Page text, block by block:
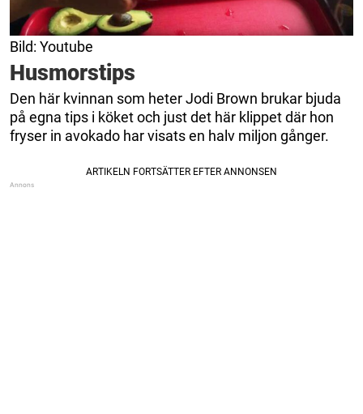
Bild: Youtube
Husmorstips
Den här kvinnan som heter Jodi Brown brukar bjuda
på egna tips i köket och just det här klippet där hon
fryser in avokado har visats en halv miljon gånger.